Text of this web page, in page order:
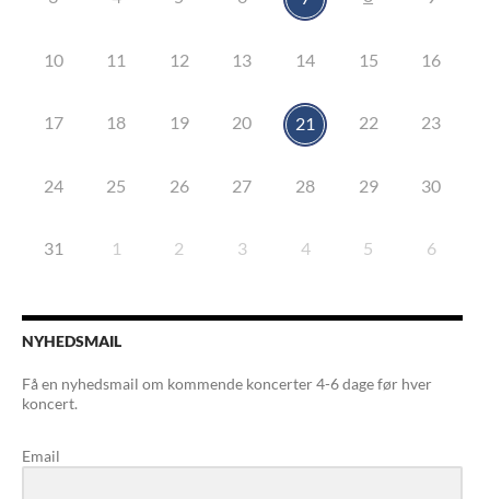
10 11 12 13 14 15 16
17 18 19 20 21 22 23
24 25 26 27 28 29 30
31 1 2 3 4 5 6
NYHEDSMAIL
Få en nyhedsmail om kommende koncerter 4-6 dage før hver
koncert.
Email